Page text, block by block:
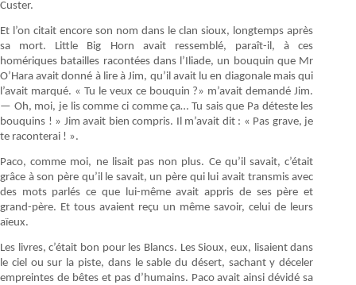
Custer.
Et l’on citait encore son nom dans le clan sioux, longtemps après
sa mort. Little Big Horn avait ressemblé, paraît-il, à ces
homériques batailles racontées dans l’Iliade, un bouquin que Mr
O’Hara avait donné à lire à Jim, qu’il avait lu en diagonale mais qui
l’avait marqué. « Tu le veux ce bouquin ?» m’avait demandé Jim.
— Oh, moi, je lis comme ci comme ça… Tu sais que Pa déteste les
bouquins ! » Jim avait bien compris. Il m’avait dit : « Pas grave, je
te raconterai ! ».
Paco, comme moi, ne lisait pas non plus. Ce qu’il savait, c’était
grâce à son père qu’il le savait, un père qui lui avait transmis avec
des mots parlés ce que lui-même avait appris de ses père et
grand-père. Et tous avaient reçu un même savoir, celui de leurs
aïeux.
Les livres, c’était bon pour les Blancs. Les Sioux, eux, lisaient dans
le ciel ou sur la piste, dans le sable du désert, sachant y déceler
empreintes de bêtes et pas d’humains. Paco avait ainsi dévidé sa